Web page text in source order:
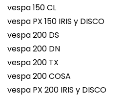
vespa 150 CL
vespa PX 150 IRIS y DISCO
vespa 200 DS
vespa 200 DN
vespa 200 TX
vespa 200 COSA
vespa PX 200 IRIS y DISCO